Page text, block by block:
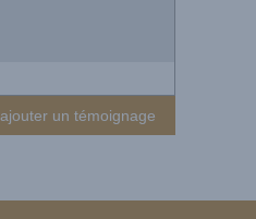
un témoignage